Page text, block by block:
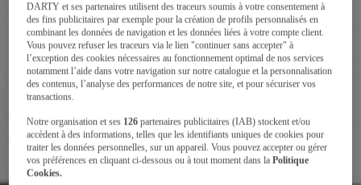
DARTY et ses partenaires utilisent des traceurs soumis à votre consentement à
des fins publicitaires par exemple pour la création de profils personnalisés en
combinant les données de navigation et les données liées à votre compte client.
Vous pouvez refuser les traceurs via le lien "continuer sans accepter" à
l’exception des cookies nécessaires au fonctionnement optimal de nos services
notamment l’aide dans votre navigation sur notre catalogue et la personnalisation
des contenus, l’analyse des performances de notre site, et pour sécuriser vos
transactions.
Notre organisation et ses 126 partenaires publicitaires (IAB) stockent et/ou
accèdent à des informations, telles que les identifiants uniques de cookies pour
traiter les données personnelles, sur un appareil. Vous pouvez accepter ou gérer
vos préférences en cliquant ci-dessous ou à tout moment dans la Politique
Cookies.